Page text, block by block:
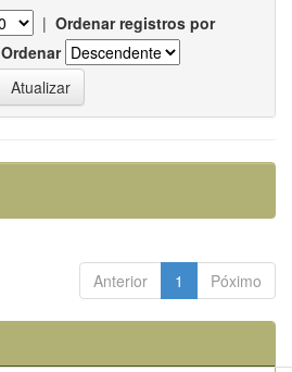
| Ordenar registros por
Ordenar
Anterior 1 Póximo